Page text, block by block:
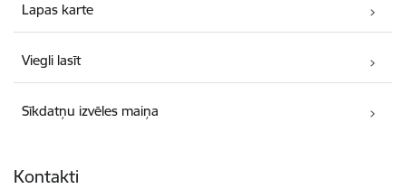
Lapas karte
Viegli lasīt
Sīkdatņu izvēles maiņa
Kontakti